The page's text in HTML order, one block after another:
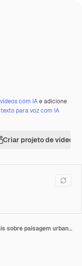
com IAe adicione
texto para voz com IA
Criar projeto de vídeo
Animação de ícones de emoji e cristais sobre paisagem urbana.